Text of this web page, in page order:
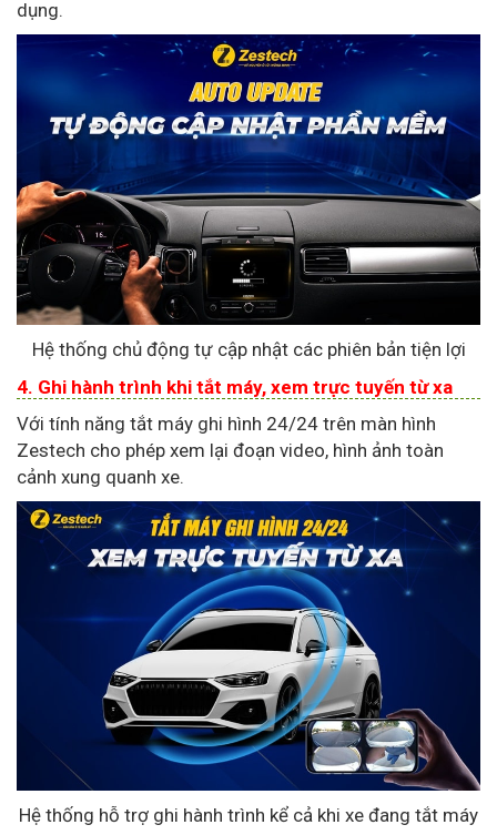
dụng.
Hệ thống chủ động tự cập nhật các phiên bản tiện lợi
4. Ghi hành trình khi tắt máy, xem trực tuyến từ xa
Với tính năng tắt máy ghi hình 24/24 trên màn hình
Zestech cho phép xem lại đoạn video, hình ảnh toàn
cảnh xung quanh xe.
Hệ thống hỗ trợ ghi hành trình kể cả khi xe đang tắt máy